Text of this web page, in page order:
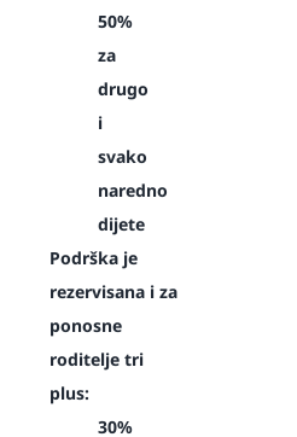
50%
za
drugo
i
svako
naredno
dijete
Podrška je
rezervisana i za
ponosne
roditelje tri
plus:
30%